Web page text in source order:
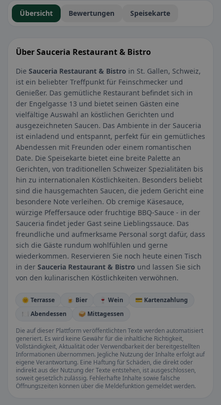
Übersicht Bewertungen Speisekarte
Über Sauceria Restaurant & Bistro
Die Sauceria Restaurant & Bistro in St. Gallen, Schweiz,
ist ein beliebter Treffpunkt für Feinschmecker und
Genießer. Das gemütliche Restaurant befindet sich in
der Engelgasse 13 und bietet seinen Gästen eine
vielfältige Auswahl an köstlichen Gerichten und
ausgezeichneten Saucen. Das Ambiente in der Sauceria
ist einladend und entspannt, perfekt für ein gemütliches
Abendessen mit Freunden oder einem romantischen
Date. Die Speisekarte bietet eine breite Palette an
Gerichten, von traditionellen Schweizer Spezialitäten bis
hin zu internationalen Köstlichkeiten. Besonders beliebt
sind die hausgemachten Saucen, die jedem Gericht eine
besondere Note verleihen. Ob cremige Käsesauce,
würzige Pfeffersauce oder fruchtige BBQ-Sauce - in der
Sauceria findet jeder Gast seine Lieblingssauce. Das
freundliche und aufmerksame Personal sorgt dafür, dass
sich die Gäste rundum wohlfühlen und gerne
wiederkommen. Reservieren Sie noch heute einen Tisch
in der Sauceria Restaurant & Bistro und lassen Sie sich
von den kulinarischen Köstlichkeiten verwöhnen.
🌞 Terrasse 🍺 Bier 🍷 Wein
💳 Kartenzahlung
🍽️ Abendessen
🥪 Mittagessen
Die auf dieser Plattform veröffentlichten Texte werden automatisiert
generiert. Es wird keine Gewähr für die inhaltliche Richtigkeit,
Vollständigkeit, Aktualität oder Verwendbarkeit der bereitgestellten
Informationen übernommen. Jegliche Nutzung der Inhalte erfolgt auf
eigene Verantwortung. Eine Haftung für Schäden, die direkt oder
indirekt aus der Nutzung der Texte entstehen, ist ausgeschlossen,
soweit gesetzlich zulässig. Fehlerhafte Inhalte sowie falsche
Öffnungszeiten können über die Meldefunktion gemeldet werden.